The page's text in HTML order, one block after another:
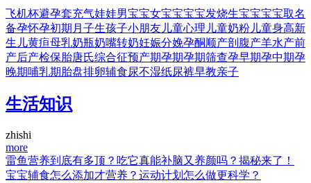
飞机杯避孕套充气娃娃男宝宝女宝宝宝宝发烧生宝宝宝宝取名
备孕怀孕初期 月子生孩子小朋友 儿童心理 儿童奶粉 儿童身高新
生儿黄疸母乳奶瓶奶嘴转奶妊娠分娩孕酮顺产剖腹产羊水产前
产后产检保胎唐氏综合征预产期孕期孕期筛查孕早期孕中期孕
晚期哺乳期 胎盘排卵辅食尿不湿纸尿裤早教亲子
生活知识
zhishi
more
雷鱼营养到底有多顶？吃它真能补脑又养颜吗？揭秘来了！
宝宝辅食怎么添加才营养？运动计划怎么做更科学？